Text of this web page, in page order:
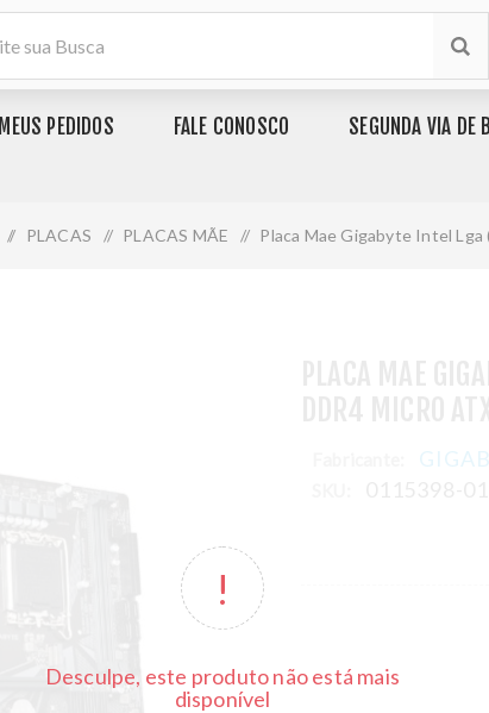
MEUS PEDIDOS FALE CONOSCO SEGUNDA VIA DE
/ PLACAS / PLACAS MÃE / Placa Mae Gigabyte Intel
Desculpe, este produto não está mais
disponível